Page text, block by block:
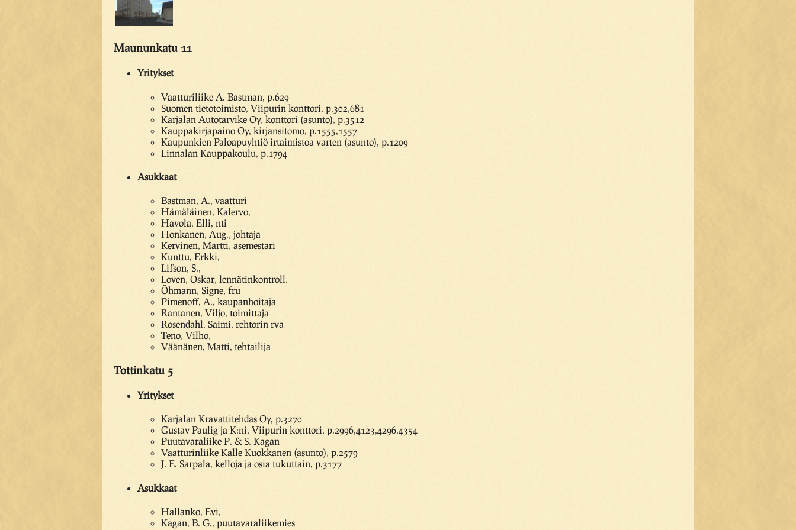
Maununkatu 11
Yritykset
Vaatturiliike A. Bastman, p.629
Suomen tietotoimisto, Viipurin konttori, p.302,681
Karjalan Autotarvike Oy, konttori (asunto), p.3512
Kauppakirjapaino Oy, kirjansitomo, p.1555,1557
Kaupunkien Paloapuyhtiö irtaimistoa varten (asunto), p.1209
Linnalan Kauppakoulu, p.1794
Asukkaat
Bastman, A., vaatturi
Hämäläinen, Kalervo,
Havola, Elli, nti
Honkanen, Aug., johtaja
Kervinen, Martti, asemestari
Kunttu, Erkki,
Lifson, S.,
Loven, Oskar, lennätinkontroll.
Öhmann, Signe, fru
Pimenoff, A., kaupanhoitaja
Rantanen, Viljo, toimittaja
Rosendahl, Saimi, rehtorin rva
Teno, Vilho,
Väänänen, Matti, tehtailija
Tottinkatu 5
Yritykset
Karjalan Kravattitehdas Oy, p.3270
Gustav Paulig ja K:ni, Viipurin konttori, p.2996,4123,4296,4354
Puutavaraliike P. & S. Kagan
Vaatturinliike Kalle Kuokkanen (asunto), p.2579
J. E. Sarpala, kelloja ja osia tukuttain, p.3177
Asukkaat
Hallanko, Evi,
Kagan, B. G., puutavaraliikemies